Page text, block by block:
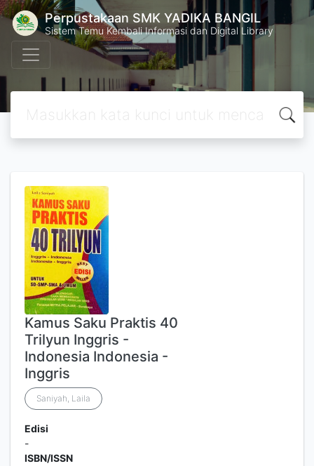
Perpustakaan SMK YADIKA BANGIL
Sistem Temu Kembali Informasi dan Digital Library
Kamus Saku Praktis 40
Trilyun Inggris -
Indonesia Indonesia -
Inggris
Saniyah, Laila
Edisi
-
ISBN/ISSN